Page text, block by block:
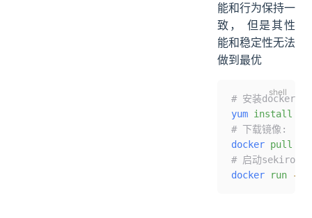
能和行为保持一
致， 但是其性
能和稳定性无法
做到最优
# 安装docker
yum install
# 下载镜像:
docker pull
# 启动sekiro服
docker run -d